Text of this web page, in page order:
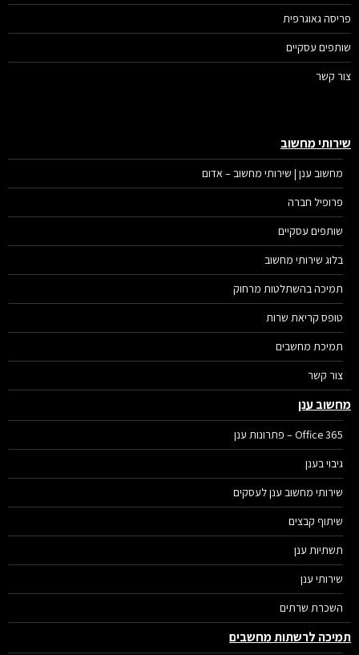
גאוגרפית
עסקיים
קשר
מחשוב
מחשוב ענן | שירותי מחשוב – אדום
פרופיל חברה
שותפים עסקיים
בלוג שירותי מחשוב
תמיכה בהשתלטות מרחוק
טופס קריאת שרות
תמיכת מחשבים
צור קשר
ענן
Office 365 – פתרונות ענן
גיבוי בענן
שירותי מחשוב ענן לעסקים
שיתוף קבצים
תשתיות ענן
שירותי ענן
השכרת שרתים
לרשתות מחשבים